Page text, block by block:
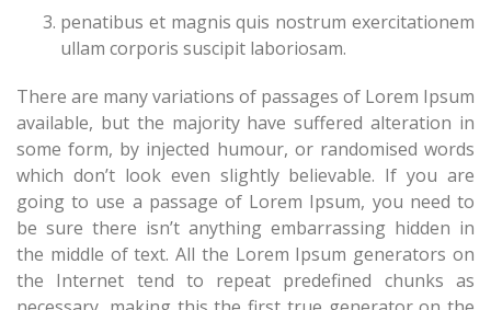
penatibus et magnis quis nostrum exercitationem
ullam corporis suscipit laboriosam.
There are many variations of passages of Lorem Ipsum
available, but the majority have suffered alteration in
some form, by injected humour, or randomised words
which don’t look even slightly believable. If you are
going to use a passage of Lorem Ipsum, you need to
be sure there isn’t anything embarrassing hidden in
the middle of text. All the Lorem Ipsum generators on
the Internet tend to repeat predefined chunks as